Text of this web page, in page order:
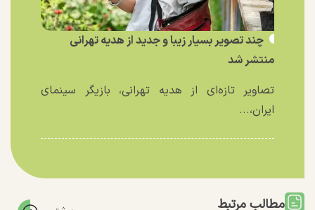
چند تصویر بسیار زیبا و جدید از هدیه تهرانی
منتشر شد
تصاویر تازه‌ای از هدیه تهرانی، بازیگر سینمای
ایران،...
مطالب مرتبط